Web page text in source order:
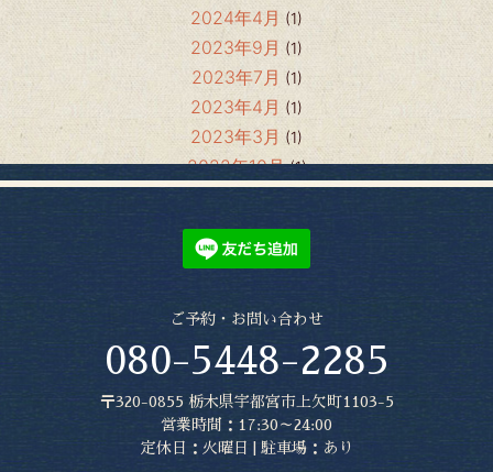
2024年4月 (1)
2023年9月 (1)
2023年7月 (1)
2023年4月 (1)
2023年3月 (1)
2022年10月(1)
2022年7月(1)
2022年4月(2)
2021年10月(1)
2021年7月
2021年4月
2021年2月(1)
2021年1月 (1)
ご予約・お問い合わせ
080-5448-2285
〒320-0855 栃木県宇都宮市上欠町1103-5
営業時間：17:30～24:00
定休日：火曜日 | 駐車場：あり